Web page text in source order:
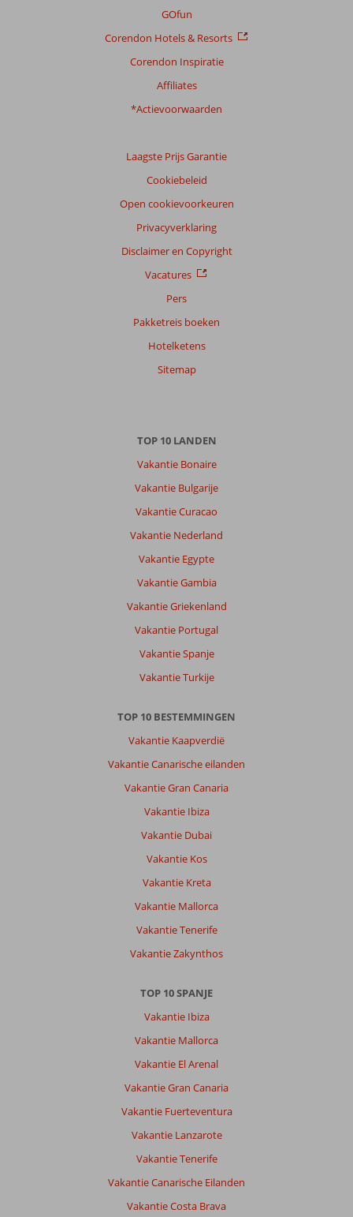
GOfun
Corendon Hotels & Resorts
Corendon Inspiratie
Affiliates
*Actievoorwaarden
Laagste Prijs Garantie
Cookiebeleid
Open cookievoorkeuren
Privacyverklaring
Disclaimer en Copyright
Vacatures
Pers
Pakketreis boeken
Hotelketens
Sitemap
TOP 10 LANDEN
Vakantie Bonaire
Vakantie Bulgarije
Vakantie Curacao
Vakantie Nederland
Vakantie Egypte
Vakantie Gambia
Vakantie Griekenland
Vakantie Portugal
Vakantie Spanje
Vakantie Turkije
TOP 10 BESTEMMINGEN
Vakantie Kaapverdië
Vakantie Canarische eilanden
Vakantie Gran Canaria
Vakantie Ibiza
Vakantie Dubai
Vakantie Kos
Vakantie Kreta
Vakantie Mallorca
Vakantie Tenerife
Vakantie Zakynthos
TOP 10 SPANJE
Vakantie Ibiza
Vakantie Mallorca
Vakantie El Arenal
Vakantie Gran Canaria
Vakantie Fuerteventura
Vakantie Lanzarote
Vakantie Tenerife
Vakantie Canarische Eilanden
Vakantie Costa Brava